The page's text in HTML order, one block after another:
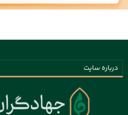
درباره سایت